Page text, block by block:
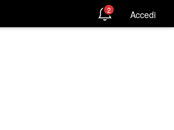
2 Accedi